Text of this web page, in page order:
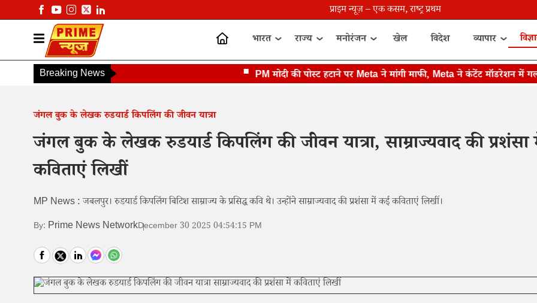
प्राइम न्यूज़ – एक कसम, राष्ट्र प्रथम
भारत राज्य मनोरंजन खेल विदेश व्यापार
Breaking News PM मोदी की पोस्ट हटाने पर Meta ने मांगी माफी, Meta ने कंटेंट मॉडरेशन में गलती
जंगल बुक के लेखक रुडयार्ड किपलिंग की जीवन यात्रा
जंगल बुक के लेखक रुडयार्ड किपलिंग की जीवन यात्रा, साम्राज्यवाद की प्रशंसा
कविताएं लिखीं
MP News : जबलपुर। रुडयार्ड किपलिंग बिटिश साम्राज्य के प्रसिद्ध कवि थे। उन्होंने साम्राज्यवाद की प्रशंसा में कई कविताएं लिखीं।
By: Prime News NetworkDecember 30 2025 04:54:15 PM